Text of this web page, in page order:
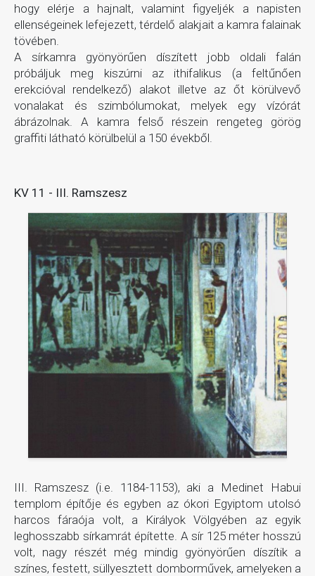
hogy elérje a hajnalt, valamint figyeljék a napisten
ellenségeinek lefejezett, térdelő alakjait a kamra falainak
tövében.
A sírkamra gyönyörűen díszített jobb oldali falán
próbáljuk meg kiszúrni az ithifalikus (a feltűnően
erekcióval rendelkező) alakot illetve az őt körülvevő
vonalakat és szimbólumokat, melyek egy vízórát
ábrázolnak. A kamra felső részein rengeteg görög
graffiti látható körülbelül a 150 évekből.
KV 11 - III. Ramszesz
III. Ramszesz (i.e. 1184-1153), aki a Medinet Habui
templom építője és egyben az ókori Egyiptom utolsó
harcos fáraója volt, a Királyok Völgyében az egyik
leghosszabb sírkamrát építette. A sír 125 méter hosszú
volt, nagy részét még mindig gyönyörűen díszítik a
színes, festett, süllyesztett domborművek, amelyeken a